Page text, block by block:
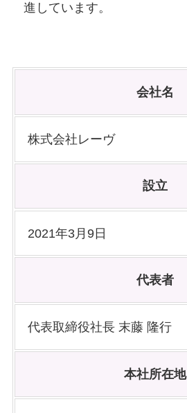
進しています。
会社名
株式会社レーヴ
設立
2021年3月9日
代表者
代表取締役社長 末藤 隆行
本社所在地